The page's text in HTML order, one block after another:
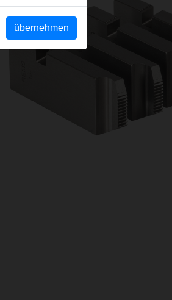
übernehmen